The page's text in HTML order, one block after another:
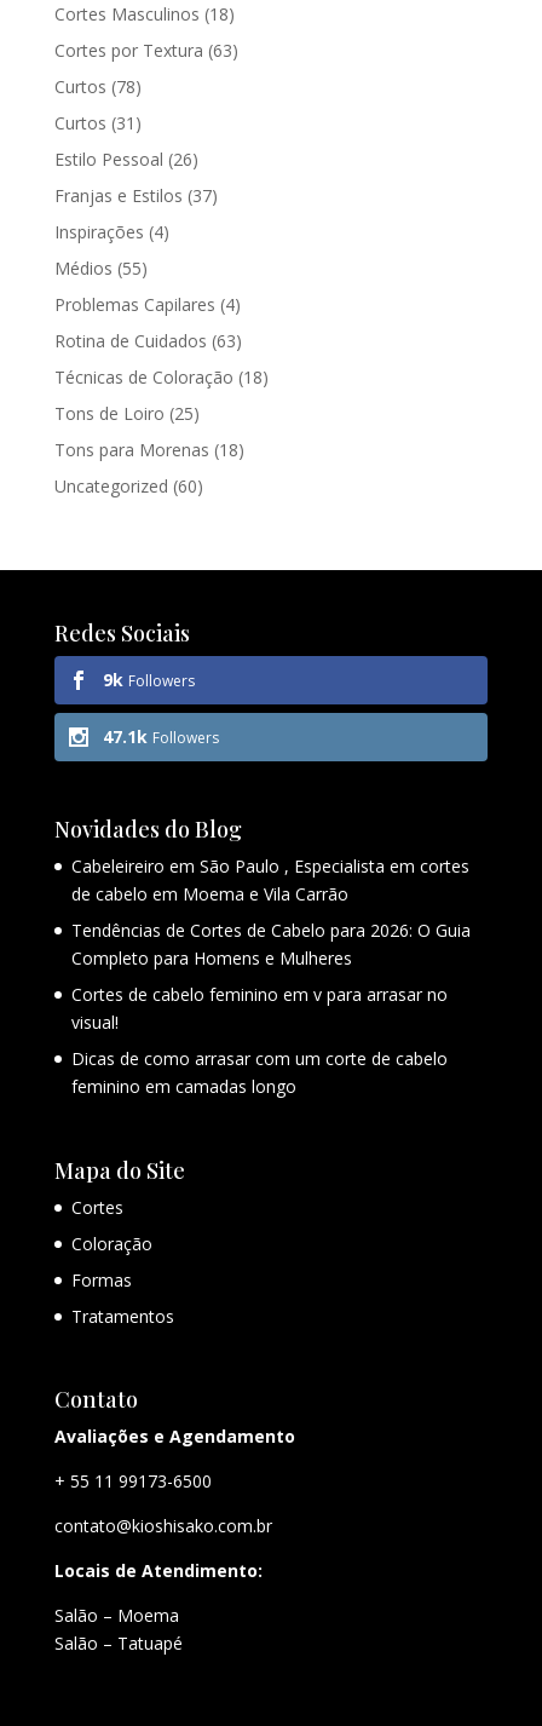
Cortes Masculinos (18)
Cortes por Textura (63)
Curtos (78)
Curtos (31)
Estilo Pessoal (26)
Franjas e Estilos (37)
Inspirações (4)
Médios (55)
Problemas Capilares (4)
Rotina de Cuidados (63)
Técnicas de Coloração (18)
Tons de Loiro (25)
Tons para Morenas (18)
Uncategorized (60)
Redes Sociais
9k Followers
47.1k Followers
Novidades do Blog
Cabeleireiro em São Paulo , Especialista em cortes
de cabelo em Moema e Vila Carrão
Tendências de Cortes de Cabelo para 2026: O Guia
Completo para Homens e Mulheres
Cortes de cabelo feminino em v para arrasar no
visual!
Dicas de como arrasar com um corte de cabelo
feminino em camadas longo
Mapa do Site
Cortes
Coloração
Formas
Tratamentos
Contato
Avaliações e Agendamento
+ 55 11 99173-6500
contato@kioshisako.com.br
Locais de Atendimento:
Salão – Moema
Salão – Tatuapé